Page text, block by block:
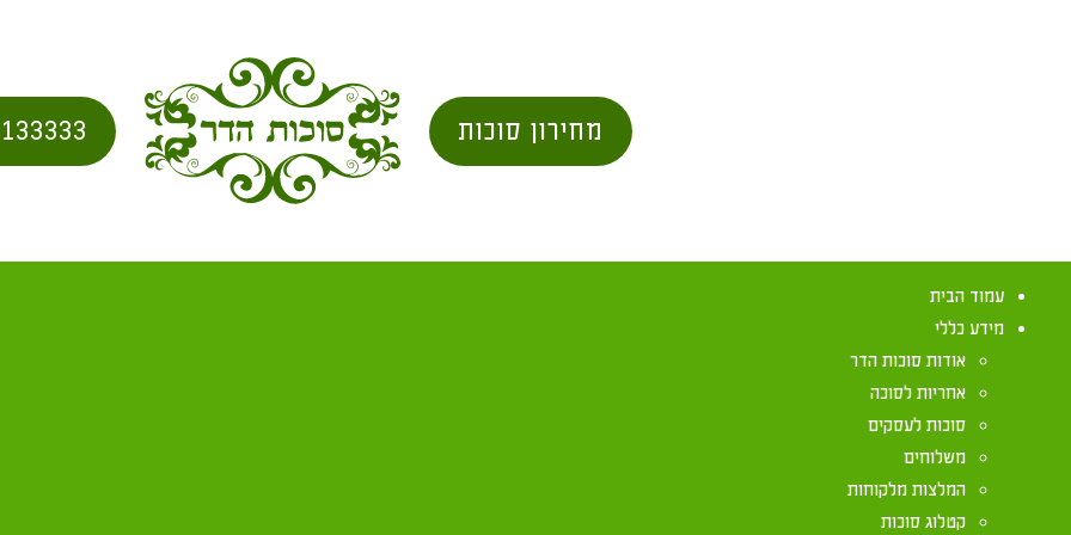
מחירון סוכות
עמוד הבית
מידע כללי
אודות סוכות הדר
אחריות לסוכה
סוכות לעסקים
משלוחים
המלצות מלקוחות
קטלוג סוכות